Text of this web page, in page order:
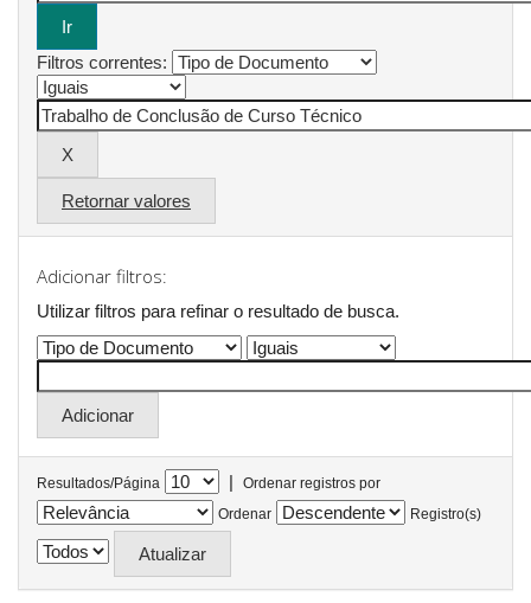
Filtros correntes:
Retornar valores
Adicionar filtros:
Utilizar filtros para refinar o resultado de busca.
Resultados/Página |
Ordenar registros por
Ordenar
Registro(s)